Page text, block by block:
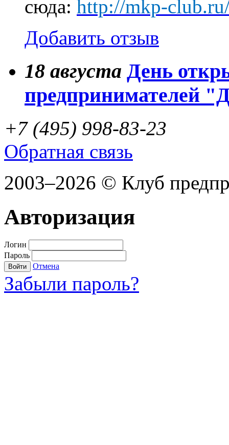
сюда: http://mkp-
Добавить отзыв
18 августа День
предпринимателей
+7 (495) 998-83-23
Обратная связь
2003–2026 © Клуб
Авторизация
Логин
Пароль
Войти Отмена
Забыли пароль?